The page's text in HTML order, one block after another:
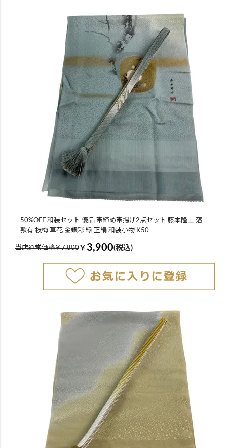
50%OFF 和装セット 優品 帯締め帯揚げ2点セット 藤本隆士 落
款有 枝梅 草花 金銀彩 緑 正絹 和装小物 K50
当店通常価格￥7,800￥ 3,900(税込)